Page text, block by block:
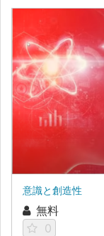
意識と創造性
無料
0